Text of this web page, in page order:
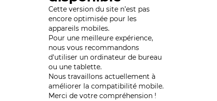
Cette version du site n’est pas
encore optimisée pour les
appareils mobiles.
Pour une meilleure expérience,
nous vous recommandons
d'utiliser un ordinateur de bureau
ou une tablette.
Nous travaillons actuellement à
améliorer la compatibilité mobile.
Merci de votre compréhension !